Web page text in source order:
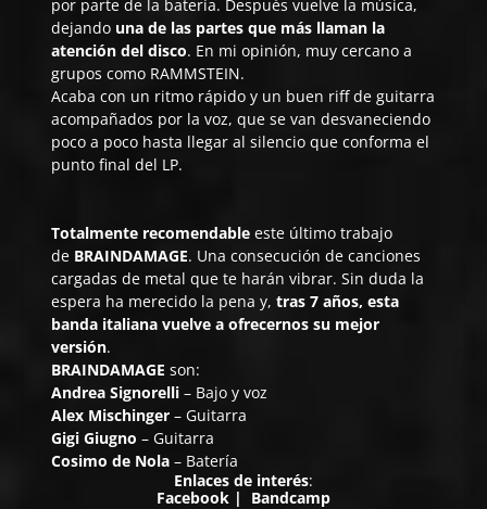
por parte de la batería. Después vuelve la música,
dejando una de las partes que más llaman la
atención del disco. En mi opinión, muy cercano a
grupos como RAMMSTEIN.
Acaba con un ritmo rápido y un buen riff de guitarra
acompañados por la voz, que se van desvaneciendo
poco a poco hasta llegar al silencio que conforma el
punto final del LP.
Totalmente recomendable este último trabajo
de BRAINDAMAGE. Una consecución de canciones
cargadas de metal que te harán vibrar. Sin duda la
espera ha merecido la pena y,tras 7 años, esta
banda italiana vuelve a ofrecernos su mejor
versión.
BRAINDAMAGEson:
Andrea Signorelli – Bajo y voz
Alex Mischinger – Guitarra
Gigi Giugno – Guitarra
Cosimo de Nola – Batería
Enlaces de interés:
Facebook | Bandcamp